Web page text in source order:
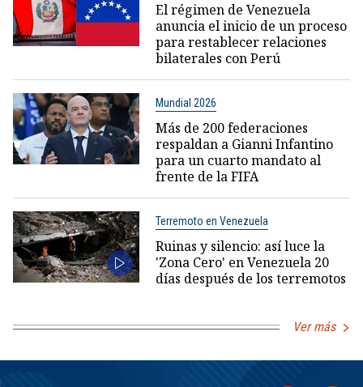
El régimen de Venezuela
anuncia el inicio de un proceso
para restablecer relaciones
bilaterales con Perú
Mundial 2026
Más de 200 federaciones
respaldan a Gianni Infantino
para un cuarto mandato al
frente de la FIFA
Terremoto en Venezuela
Ruinas y silencio: así luce la
'Zona Cero' en Venezuela 20
días después de los terremotos
Ver más